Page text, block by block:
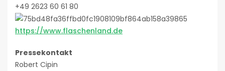
+49 2623 60 61 80
https://www.flaschenland.de
Pressekontakt
Robert Cipin